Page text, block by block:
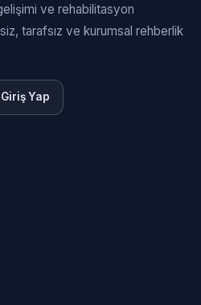
ve rehabilitasyon
tarafsız ve kurumsal rehberlik
Giriş Yap